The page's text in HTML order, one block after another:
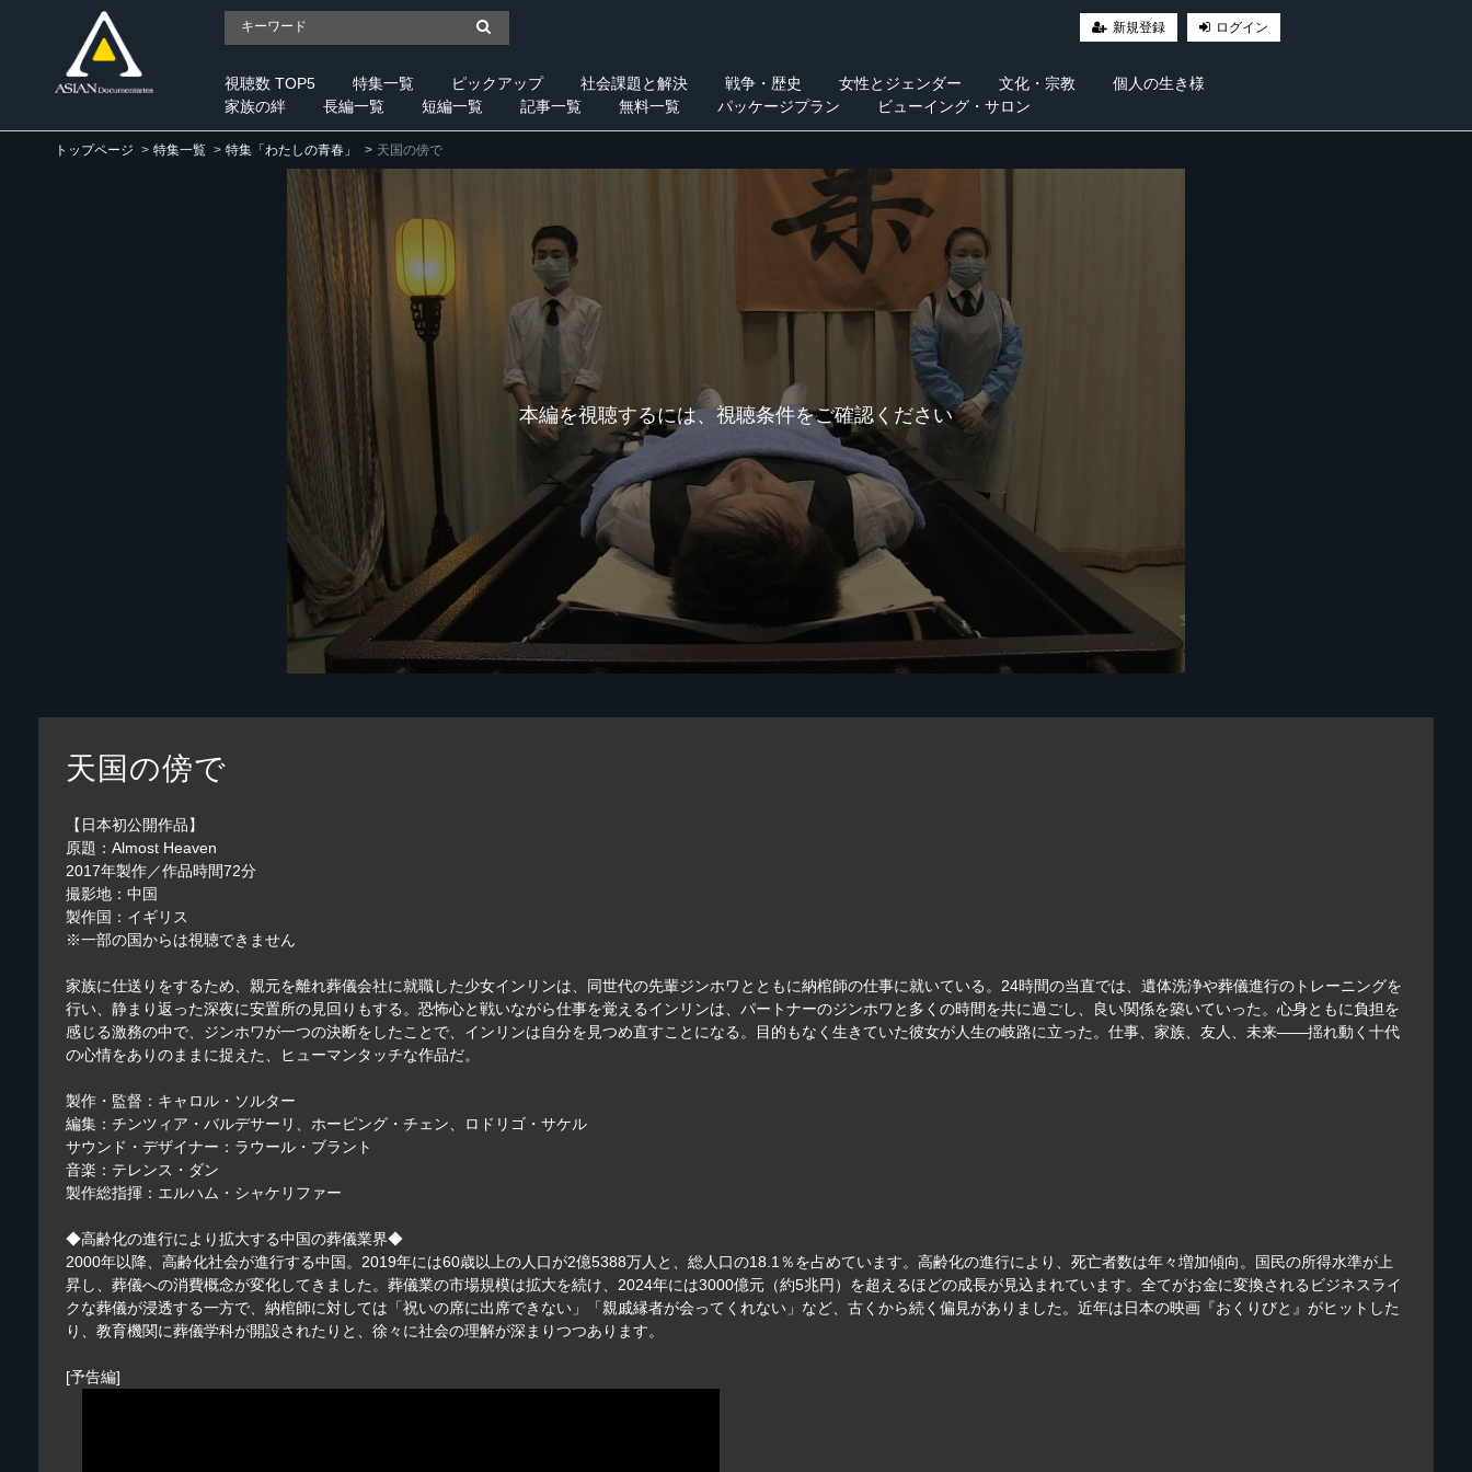
新規登録 ログイン
視聴数 TOP5 特集一覧 ピックアップ 社会課題と解決 戦争・歴史 女性とジェンダー 文化・宗教
個人の生き様
家族の絆
長編一覧 短編一覧 記事一覧 無料一覧 パッケージプラン ビューイング・サロン
トップページ 特集一覧 特集「わたしの青春」 天国の傍で
本編を視聴するには、視聴条件をご確認ください
天国の傍で
【日本初公開作品】
原題：Almost Heaven
2017年製作／作品時間72分
撮影地：中国
製作国：イギリス
※一部の国からは視聴できません
家族に仕送りをするため、親元を離れ葬儀会社に就職した少女インリンは、同世代の先輩ジンホワとともに納棺師の仕事に就いている。24時間の当直では、遺体洗浄や葬儀進行のトレーニングを
行い、静まり返った深夜に安置所の見回りもする。恐怖心と戦いながら仕事を覚えるインリンは、パートナーのジンホワと多くの時間を共に過ごし、良い関係を築いていった。心身ともに負担を
感じる激務の中で、ジンホワが一つの決断をしたことで、インリンは自分を見つめ直すことになる。目的もなく生きていた彼女が人生の岐路に立った。仕事、家族、友人、未来――揺れ動く十代
の心情をありのままに捉えた、ヒューマンタッチな作品だ。
製作・監督：キャロル・ソルター
編集：チンツィア・バルデサーリ、ホーピング・チェン、ロドリゴ・サケル
サウンド・デザイナー：ラウール・ブラント
音楽：テレンス・ダン
製作総指揮：エルハム・シャケリファー
◆高齢化の進行により拡大する中国の葬儀業界◆
2000年以降、高齢化社会が進行する中国。2019年には60歳以上の人口が2億5388万人と、総人口の18.1％を占めています。高齢化の進行により、死亡者数は年々増加傾向。国民の所得水準が上
昇し、葬儀への消費概念が変化してきました。葬儀業の市場規模は拡大を続け、2024年には3000億元（約5兆円）を超えるほどの成長が見込まれています。全てがお金に変換されるビジネスライ
クな葬儀が浸透する一方で、納棺師に対しては「祝いの席に出席できない」「親戚縁者が会ってくれない」など、古くから続く偏見がありました。近年は日本の映画『おくりびと』がヒットした
り、教育機関に葬儀学科が開設されたりと、徐々に社会の理解が深まりつつあります。
[予告編]